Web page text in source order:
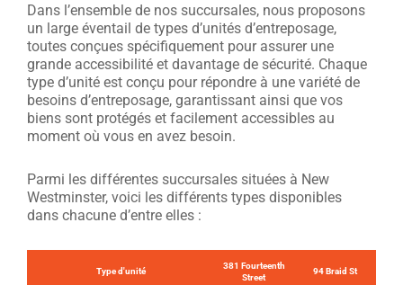
Dans l’ensemble de nos succursales, nous proposons
un large éventail de types d’unités d’entreposage,
toutes conçues spécifiquement pour assurer une
grande accessibilité et davantage de sécurité. Chaque
type d’unité est conçu pour répondre à une variété de
besoins d’entreposage, garantissant ainsi que vos
biens sont protégés et facilement accessibles au
moment où vous en avez besoin.
Parmi les différentes succursales situées à New
Westminster, voici les différents types disponibles
dans chacune d’entre elles :
Type d'unité
381 Fourteenth
Street
94 Braid St